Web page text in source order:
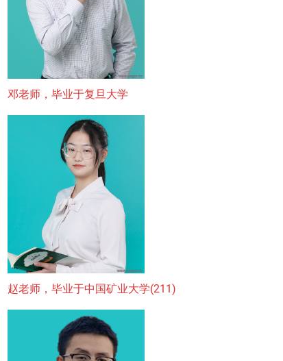
邓老师，毕业于复旦大学
赵老师，毕业于中国矿业大学(211)